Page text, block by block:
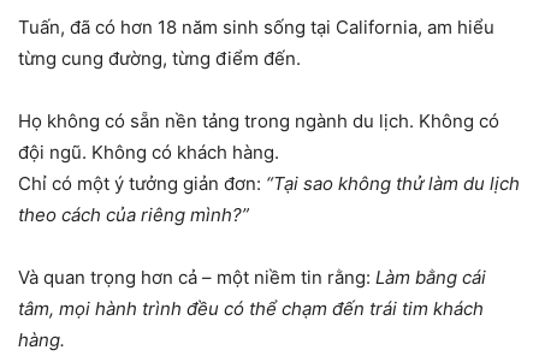
Tuấn, đã có hơn 18 năm sinh sống tại California, am hiểu
từng cung đường, từng điểm đến.
Họ không có sẵn nền tảng trong ngành du lịch. Không có
đội ngũ. Không có khách hàng.
Chỉ có một ý tưởng giản đơn: “Tại sao không thử làm du lịch
theo cách của riêng mình?”
Và quan trọng hơn cả – một niềm tin rằng: Làm bằng cái
tâm, mọi hành trình đều có thể chạm đến trái tim khách
hàng.